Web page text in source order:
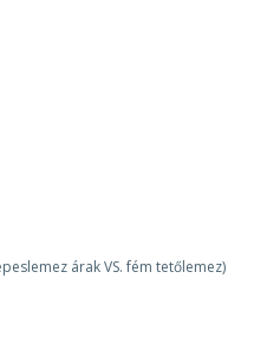
árak VS. fém tetőlemez)